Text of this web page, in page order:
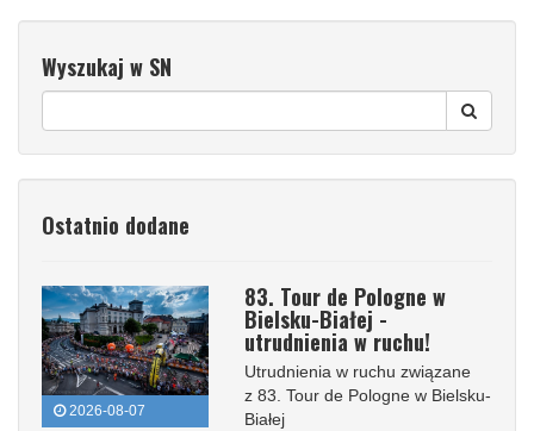
Wyszukaj w SN
Ostatnio dodane
2026-08-07
83. Tour de Pologne w
Bielsku-Białej -
utrudnienia w ruchu!
Utrudnienia w ruchu związane
z 83. Tour de Pologne w Bielsku-
Białej